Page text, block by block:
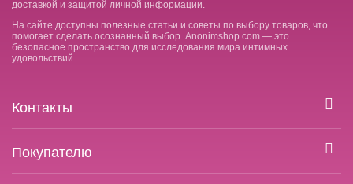
доставкой и защитой личной информации.
На сайте доступны полезные статьи и советы по выбору товаров, что
помогает сделать осознанный выбор. Anonimshop.com — это
безопасное пространство для исследования мира интимных
удовольствий.
Контакты
Покупателю